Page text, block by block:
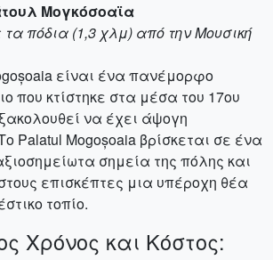
Μογκόσοαϊα
πόδια (1,3 χλμ) από την Μουσική
είναι ένα πανέμορφο
που κτίστηκε στα μέσα του 17ου
να έχει άψογη
Palatul Mogoșoaia βρίσκεται σε ένα
σημεία της πόλης και
επισκέπτες μια υπέροχη θέα
τοπίο.
Χρόνος και Κόστος: